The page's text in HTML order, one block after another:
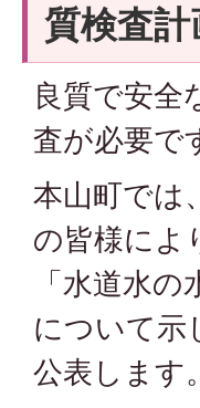
質検査計
良質で安全
査が必要で
本山町では
の皆様によ
「水道水
について示
公表します。